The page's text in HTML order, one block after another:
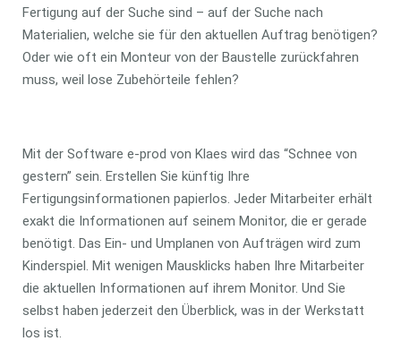
Fertigung auf der Suche sind – auf der Suche nach
Materialien, welche sie für den aktuellen Auftrag benötigen?
Oder wie oft ein Monteur von der Baustelle zurückfahren
muss, weil lose Zubehörteile fehlen?
Mit der Software e-prod von Klaes wird das “Schnee von
gestern” sein. Erstellen Sie künftig Ihre
Fertigungsinformationen papierlos. Jeder Mitarbeiter erhält
exakt die Informationen auf seinem Monitor, die er gerade
benötigt. Das Ein- und Umplanen von Aufträgen wird zum
Kinderspiel. Mit wenigen Mausklicks haben Ihre Mitarbeiter
die aktuellen Informationen auf ihrem Monitor. Und Sie
selbst haben jederzeit den Überblick, was in der Werkstatt
los ist.